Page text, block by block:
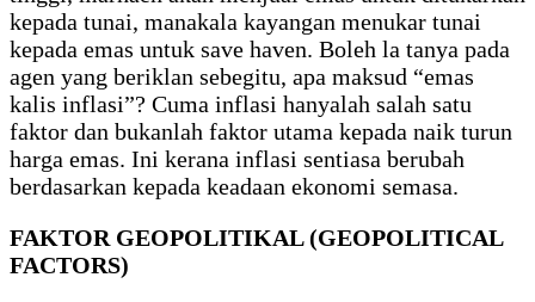
kepada tunai, manakala kayangan menukar tunai
kepada emas untuk save haven. Boleh la tanya pada
agen yang beriklan sebegitu, apa maksud “emas
kalis inflasi”? Cuma inflasi hanyalah salah satu
faktor dan bukanlah faktor utama kepada naik turun
harga emas. Ini kerana inflasi sentiasa berubah
berdasarkan kepada keadaan ekonomi semasa.
FAKTOR GEOPOLITIKAL (GEOPOLITICAL
FACTORS)